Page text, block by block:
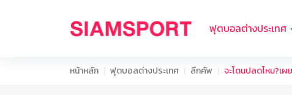
ฟุตบอลต่างประเทศ
หน้าหลัก ฟุตบอลต่างประเทศ ลีกคัพ จะโดนปลดไหม?เผ